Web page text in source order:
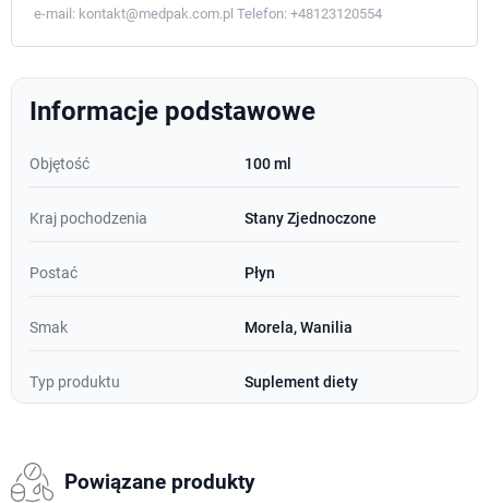
e-mail: kontakt@medpak.com.pl Telefon: +48123120554
Informacje podstawowe
Objętość 100 ml
Kraj pochodzenia Stany Zjednoczone
Postać Płyn
Smak Morela, Wanilia
Typ produktu Suplement diety
Powiązane produkty